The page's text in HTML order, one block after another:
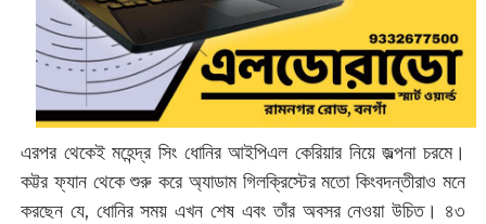
এরপর থেকেই মহেন্দ্র সিং ধোনির আইপিএল কেরিয়ার নিয়ে জল্পনা চরমে।
কট্টর ফ্যান থেকে শুরু করে অ্যাডাম গিলক্রিস্টের মতো কিংবদন্তীরাও মনে
করছেন যে, ধোনির সময় এখন শেষ এবং তাঁর অবসর নেওয়া উচিত। ৪৩